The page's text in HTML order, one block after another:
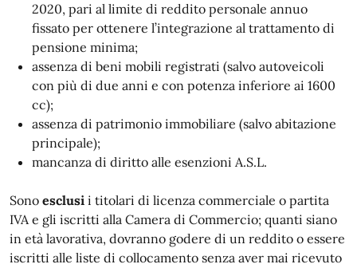
2020, pari al limite di reddito personale annuo
fissato per ottenere l’integrazione al trattamento di
pensione minima;
assenza di beni mobili registrati (salvo autoveicoli
con più di due anni e con potenza inferiore ai 1600
cc);
assenza di patrimonio immobiliare (salvo abitazione
principale);
mancanza di diritto alle esenzioni A.S.L.
Sono esclusi i titolari di licenza commerciale o partita
IVA e gli iscritti alla Camera di Commercio; quanti siano
in età lavorativa, dovranno godere di un reddito o essere
iscritti alle liste di collocamento senza aver mai ricevuto